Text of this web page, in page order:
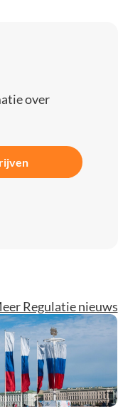
over
Regulatie nieuws